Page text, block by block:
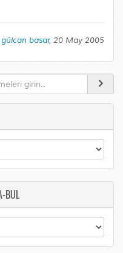
gülcan basar, 20 May 2005
BUL